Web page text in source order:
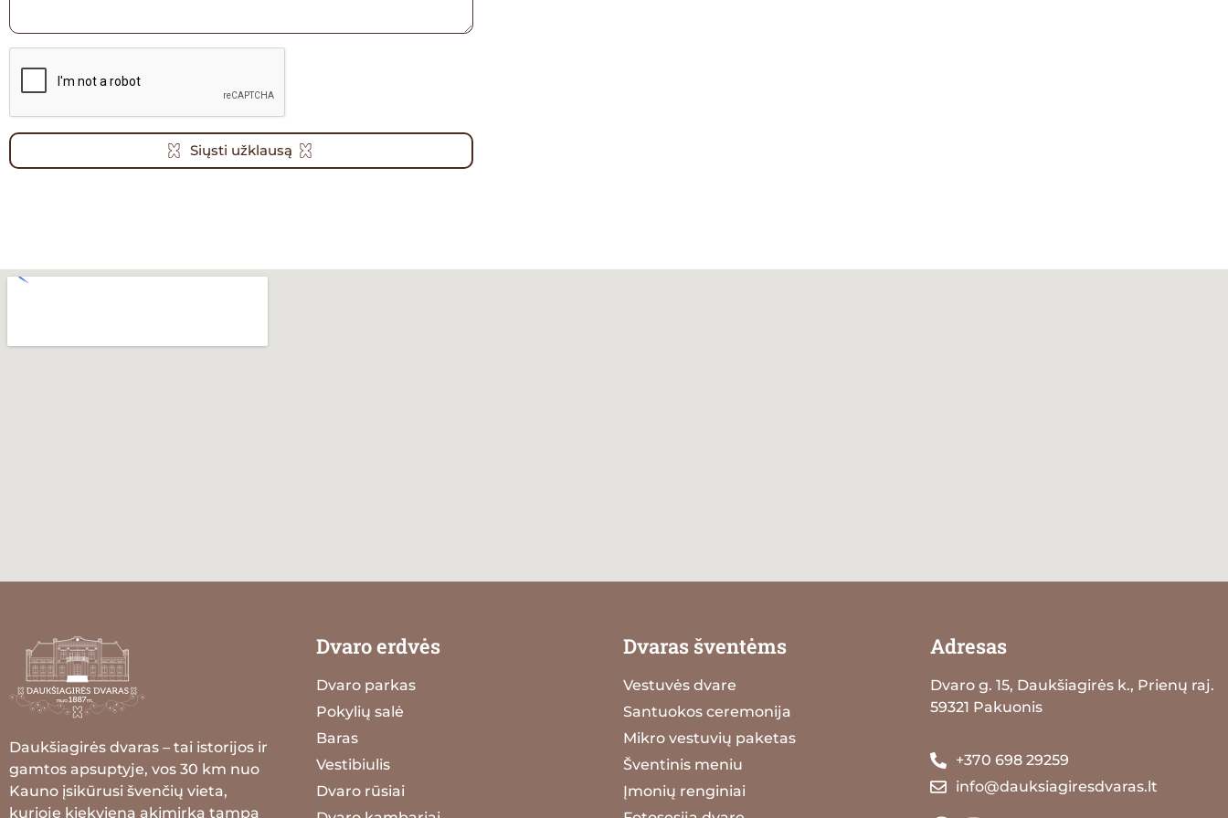
Siųsti užklausą
Daukšiagirės dvaras – tai istorijos ir
gamtos apsuptyje, vos 30 km nuo
Kauno įsikūrusi švenčių vieta,
kurioje kiekviena akimirka tampa
Dvaro erdvės
Dvaro parkas
Pokylių salė
Baras
Vestibiulis
Dvaro rūsiai
Dvaras šventėms
Vestuvės dvare
Santuokos ceremonija
Mikro vestuvių paketas
Šventinis meniu
Įmonių renginiai
Adresas
Dvaro g. 15, Daukšiagirės k., Prienų raj.
59321 Pakuonis
+370 698 29259
info@dauksiagiresdvaras.lt